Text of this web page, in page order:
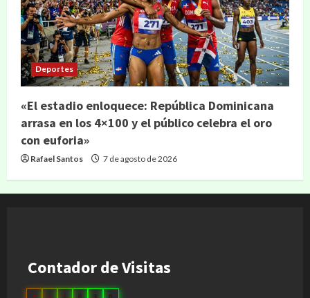
Deportes
«El estadio enloquece: República Dominicana
arrasa en los 4×100 y el público celebra el oro
con euforia»
Rafael Santos 7 de agosto de 2026
Contador de Visitas